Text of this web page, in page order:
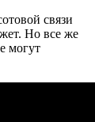
связи
Но все же
могут